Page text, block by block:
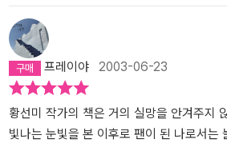
다.
마 안전한 곳을 위해 투쟁을 벌이는 생명들
아무튼 우리가 사는 곳에는 자연도 함께 어
다. 지금도 열심히 생존을 위해 살아가고 있
번 기울여 보고 싶다. 들리지 않는 곳을, 보
작가분의 눈과 귀, 그리고 목소리를 통하여
계를 경험하며 만날 수 있었다. < 작가는
치, 찌르레기, 귀신(책을 읽지 않아도 나무
다. 통하는 느낌?) 들이 어떤 이야기를 펼칠
첫장을 넘겼다. 아파트와 아스팔트로 뒤덮
의 마지막 모습인 과수원이 자리잡고 있다.
의 고향이고, 나무들과 꽃들의 고향인 그곳,
께 살아왔던 신들의 고향. 어디 그뿐인가?
은 인간이 자연과 한몸임을 기억하는 이데
프레이야 2003-06-23
황선미 작가의 책은 거의 실망을 안겨주지
빛나는 눈빛을 본 이후로 팬이 된 나로서는